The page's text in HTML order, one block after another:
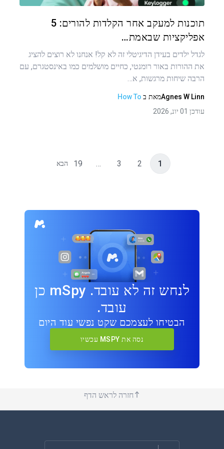
תוכנות למעקב אחר הקלדות להורים: 5
אפליקציות שבאמת…
לגדל ילדים בעידן הדיגיטלי זה לא קל! אנחנו לא רוצים להציג
את ההורות באור רומנטי, כחיים מושלמים כמו באינסטגרם, עם
הרבה שיחות מרגשות, א…
Agnes W Linnמאת ב How To
עודכן 01 יונ, 2026
1
2
3
…
19 הבא
לנחש זה לא עובד. mSpy כן
עובד.
הבטיחו לעצמכם שקט נפשי עוד היום
נסה את MSPY עכשיו
חזרה לראש הדף